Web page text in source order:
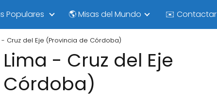
Populares 🌎 Misas del Mundo ✉️ Contactar
Cruz del Eje (Provincia de Córdoba)
- Cruz del Eje